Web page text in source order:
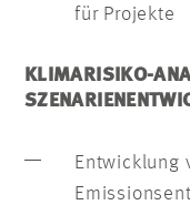
für Projekte
KLIMARISIKO-
Entwicklung